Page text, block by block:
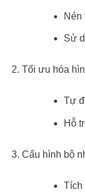
Nén
Sử
Tối ưu hóa
Tự
Hỗ
Cấu hình bộ
Tích